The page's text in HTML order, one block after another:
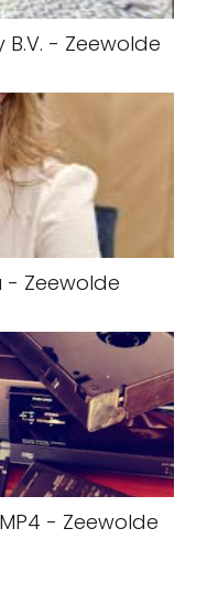
- Zeewolde
- Zeewolde
- Zeewolde